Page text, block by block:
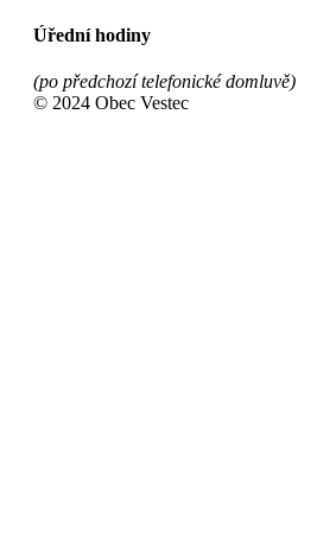
Úřední hodiny
(po předchozí telefonické domluvě)
© 2024 Obec Vestec